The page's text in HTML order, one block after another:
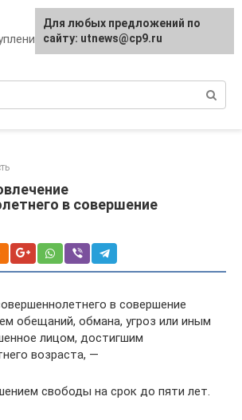
наказания, места
в совершение
в совершение
обещаний, обмана, угроз или иным
лицом, достигшим
возраста, —
свободы на срок до пяти лет.
Для любых предложений по
сайту: utnews@cp9.ru